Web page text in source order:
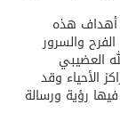
أهداف هذه
والسرور
العضيبي
الأحياء وقد
رؤية ورسالة